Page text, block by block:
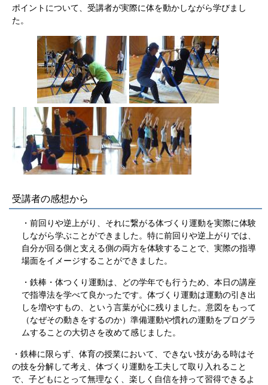
ポイントについて、受講者が実際に体を動かしながら学びまし
た。
受講者の感想から
・前回りや逆上がり、それに繋がる体づくり運動を実際に体験
しながら学ぶことができました。特に前回りや逆上がりでは、
自分が回る側と支える側の両方を体験することで、実際の指導
場面をイメージすることができました。
・鉄棒・体つくり運動は、どの学年でも行うため、本日の講座
で指導法を学べて良かったです。体づくり運動は運動の引き出
しを増やすもの、という言葉が心に残りました。意図をもって
（なぜその動きをするのか）準備運動や慣れの運動をプログラ
ムすることの大切さを改めて感じました。
・鉄棒に限らず、体育の授業において、できない技がある時はそ
の技を分解して考え、体づくり運動を工夫して取り入れること
で、子どもにとって無理なく、楽しく自信を持って習得できるよ